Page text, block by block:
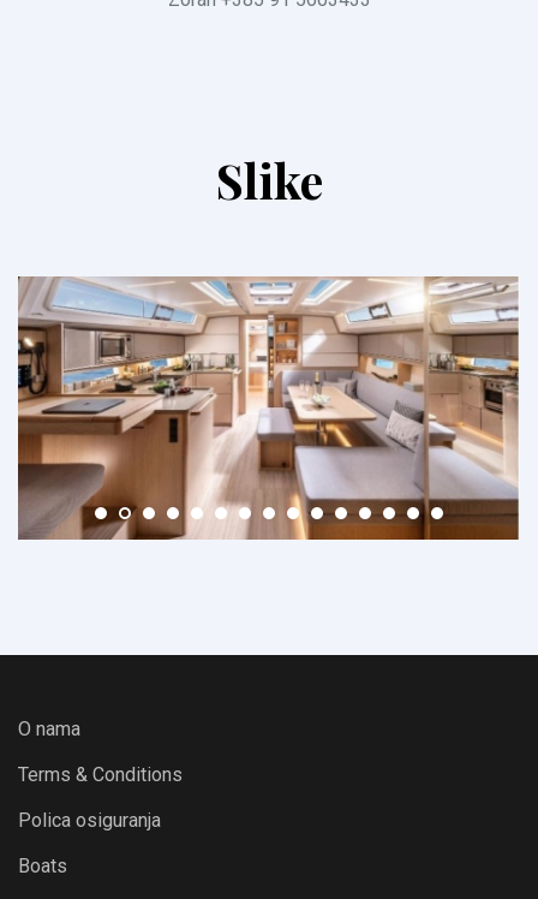
Slike
O nama
Terms & Conditions
Polica osiguranja
Boats